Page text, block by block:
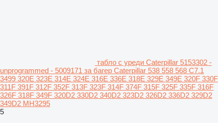
табло с уреди Caterpillar 5153302 -
unprogrammed - 5009171 за багер Caterpillar 538 558 568 C7.1
3499 320E 323E 314E 324E 316E 336E 318E 329E 349E 320F 330F
311F 391F 312F 352F 313F 323F 314F 374F 315F 325F 335F 316F
326F 318F 349F 320D2 330D2 340D2 323D2 326D2 336D2 329D2
349D2 MH3295
5